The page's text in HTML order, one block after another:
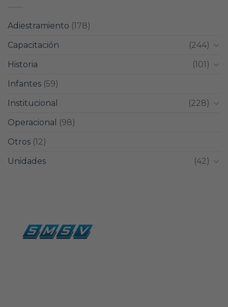
Adiestramiento (178)
Capacitación
(244)
Historia
(101)
Infantes (59)
Institucional
(228)
Operacional
(98)
Otros (12)
Unidades
(42)